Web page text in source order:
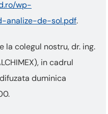
wp-
analize-de-sol.pdf.
colegul nostru, dr. ing.
in cadrul
duminica